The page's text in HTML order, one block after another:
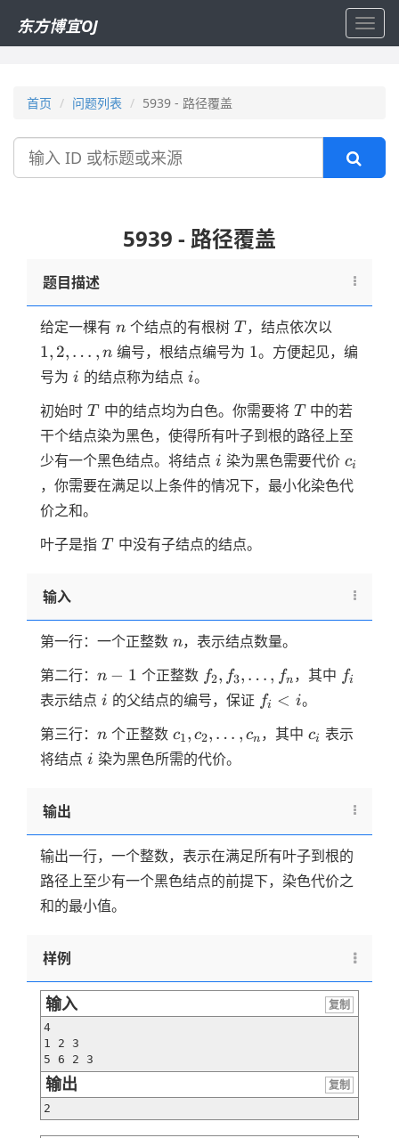
东方博宜OJ
首页 问题列表 5939 - 路径覆盖
搜
5939 - 路径覆盖
题目描述
给定一棵有 n
n 个结点的有根树 T
T ，结点依次以
\ldots,
n
1, 2, … , n编号，根结点编号为 1
1。方便起见，编
号为 i
i 的结点称为结点 i
i。
初始时 T
T 中的结点均为白色。你需要将 T
T 中的若
干个结点染为黑色，使得所有叶子到根的路径上至
少有一个黑色结点。将结点 i
i 染为黑色需要代价 c_i
ci
，你需要在满足以上条件的情况下，最小化染色代
价之和。
叶子是指 T
T 中没有子结点的结点。
输入
第一行：一个正整数 n
n，表示结点数量。
第二行： n
n − 1 个正整数 f_2,
f_3,
\ldots,
f_n
f2, f3, … , fn ，其中 f_i
fi
表示结点 i
i 的父结点的编号，保证 f_i
i
fi < i。
第三行： n
n 个正整数 c_1,
c_2,
\ldots,
c1, c2, … , cn ，其中 c_i
ci 表示
将结点 i
i 染为黑色所需的代价。
输出
输出一行，一个整数，表示在满足所有叶子到根的
路径上至少有一个黑色结点的前提下，染色代价之
和的最小值。
样例
输入
复制
4
1 2 3
5 6 2 3
输出
复制
2